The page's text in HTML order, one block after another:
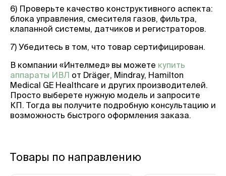
6) Проверьте качество конструктивного аспекта:
блока управления, смесителя газов, фильтра,
клапанной системы, датчиков и регистраторов.
7) Убедитесь в том, что товар сертифицирован.
В компании «Интелмед» вы можете купить
аппараты ИВЛ от Dräger, Mindray, Hamilton
Medical GE Healthcare и других производителей.
Просто выберете нужную модель и запросите
КП. Тогда вы получите подробную консультацию и
возможность быстрого оформления заказа.
Товары по направлению